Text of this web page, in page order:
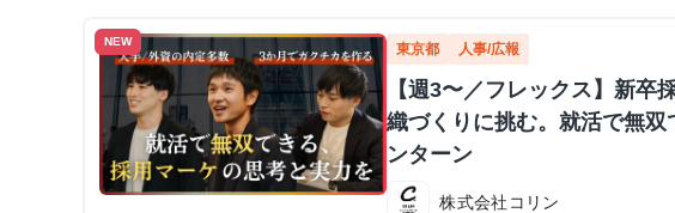
NEW 東京都 人事/広報
【週3〜／フレックス】新卒
織づくりに挑む。就活で無双
ンターン
株式会社コリン